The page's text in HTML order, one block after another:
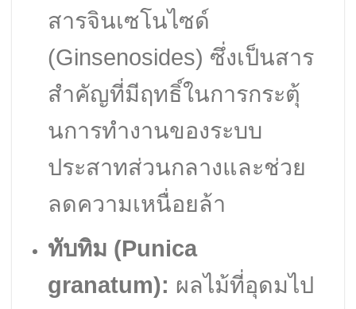
สารจินเซโนไซด์
(Ginsenosides) ซึ่งเป็นสาร
สำคัญที่มีฤทธิ์ในการกระตุ้
นการทำงานของระบบ
ประสาทส่วนกลางและช่วย
ลดความเหนื่อยล้า
ทับทิม (Punica
granatum): ผลไม้ที่อุดมไป